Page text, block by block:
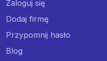
Zaloguj się
Dodaj firmę
Przypomnij hasło
Blog